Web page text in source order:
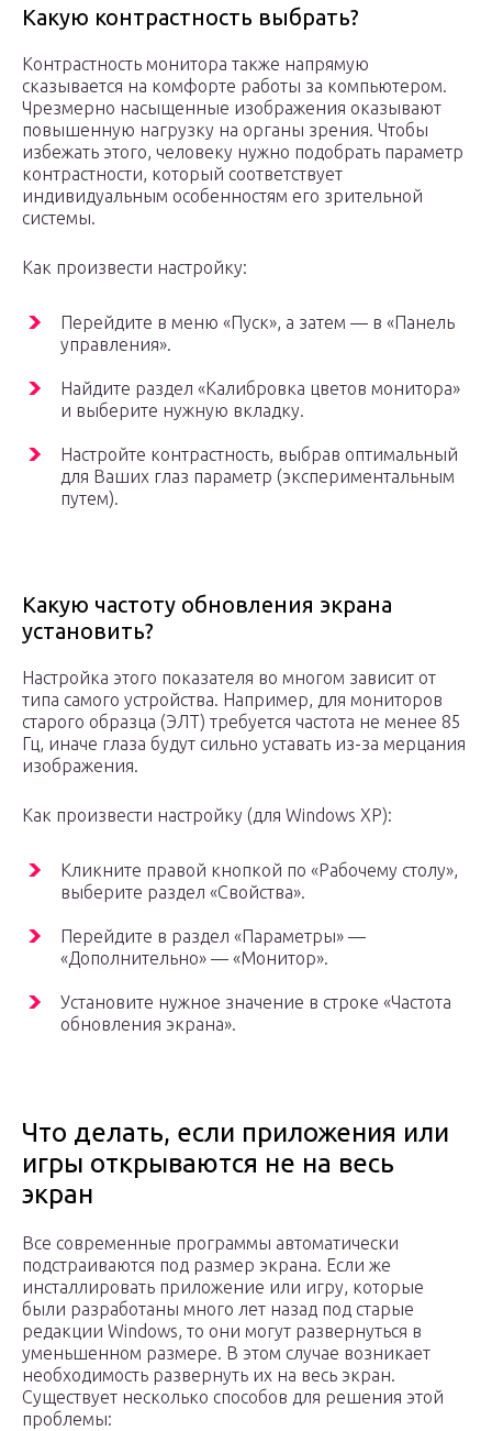
Какую контрастность выбрать?
Контрастность монитора также напрямую
сказывается на комфорте работы за компьютером.
Чрезмерно насыщенные изображения оказывают
повышенную нагрузку на органы зрения. Чтобы
избежать этого, человеку нужно подобрать параметр
контрастности, который соответствует
индивидуальным особенностям его зрительной
системы.
Как произвести настройку:
Перейдите в меню «Пуск», а затем — в «Панель
управления».
Найдите раздел «Калибровка цветов монитора»
и выберите нужную вкладку.
Настройте контрастность, выбрав оптимальный
для Ваших глаз параметр (экспериментальным
путем).
Какую частоту обновления экрана
установить?
Настройка этого показателя во многом зависит от
типа самого устройства. Например, для мониторов
старого образца (ЭЛТ) требуется частота не менее 85
Гц, иначе глаза будут сильно уставать из-за мерцания
изображения.
Как произвести настройку (для Windows XP):
Кликните правой кнопкой по «Рабочему столу»,
выберите раздел «Свойства».
Перейдите в раздел «Параметры» —
«Дополнительно» — «Монитор».
Установите нужное значение в строке «Частота
обновления экрана».
Что делать, если приложения или
игры открываются не на весь
экран
Все современные программы автоматически
подстраиваются под размер экрана. Если же
инсталлировать приложение или игру, которые
были разработаны много лет назад под старые
редакции Windows, то они могут развернуться в
уменьшенном размере. В этом случае возникает
необходимость развернуть их на весь экран.
Существует несколько способов для решения этой
проблемы: